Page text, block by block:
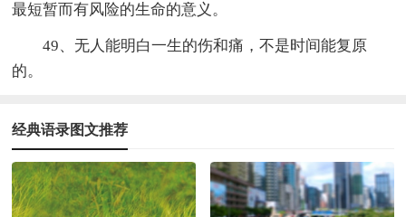
最短暂而有风险的生命的意义。
49、无人能明白一生的伤和痛，不是时间能复原
的。
经典语录图文推荐